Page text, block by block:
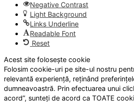
Negative Contrast
Light Background
Links Underline
Readable Font
Reset
Acest site folosește cookie
Folosim cookie-uri pe site-ul nostru
relevantă experiență, reținând
dumneavoastră. Prin efectuarea unui
acord”, sunteți de acord ca TOATE